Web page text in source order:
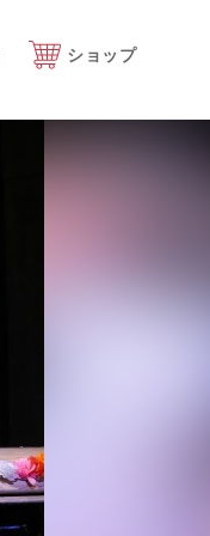
ショップ